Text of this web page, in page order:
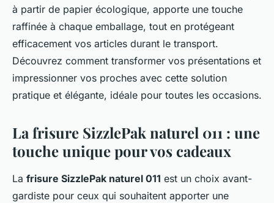
à partir de papier écologique, apporte une touche
raffinée à chaque emballage, tout en protégeant
efficacement vos articles durant le transport.
Découvrez comment transformer vos présentations et
impressionner vos proches avec cette solution
pratique et élégante, idéale pour toutes les occasions.
La frisure SizzlePak naturel 011 : une
touche unique pour vos cadeaux
La frisure SizzlePak naturel 011 est un choix avant-
gardiste pour ceux qui souhaitent apporter une